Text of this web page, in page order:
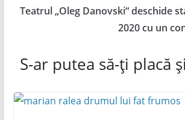
Teatrul „Oleg Danovski“ deschide
2020 cu un
S-ar putea să-ți placă și